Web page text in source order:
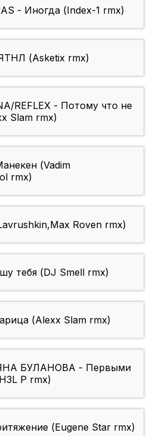
- Иногда (Index-1 rmx)
(Asketix rmx)
REFLEX - Потому что не
Slam rmx)
(Vadim
rmx)
Roven rmx)
тебя (DJ Smell rmx)
(Alexx Slam rmx)
БУЛАНОВА - Первыми
P rmx)
(Eugene Star rmx)